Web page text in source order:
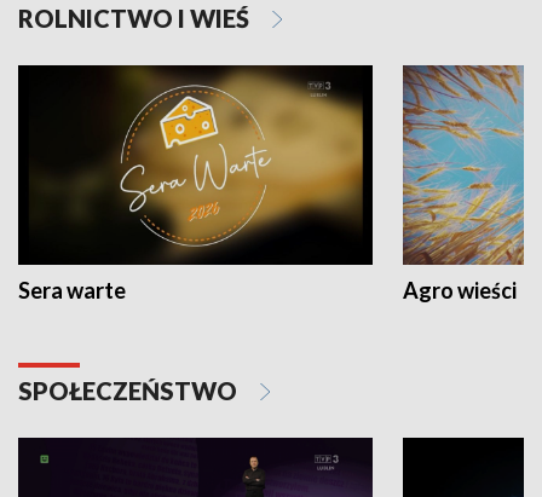
ROLNICTWO I WIEŚ
Sera warte Agro wieści
SPOŁECZEŃSTWO